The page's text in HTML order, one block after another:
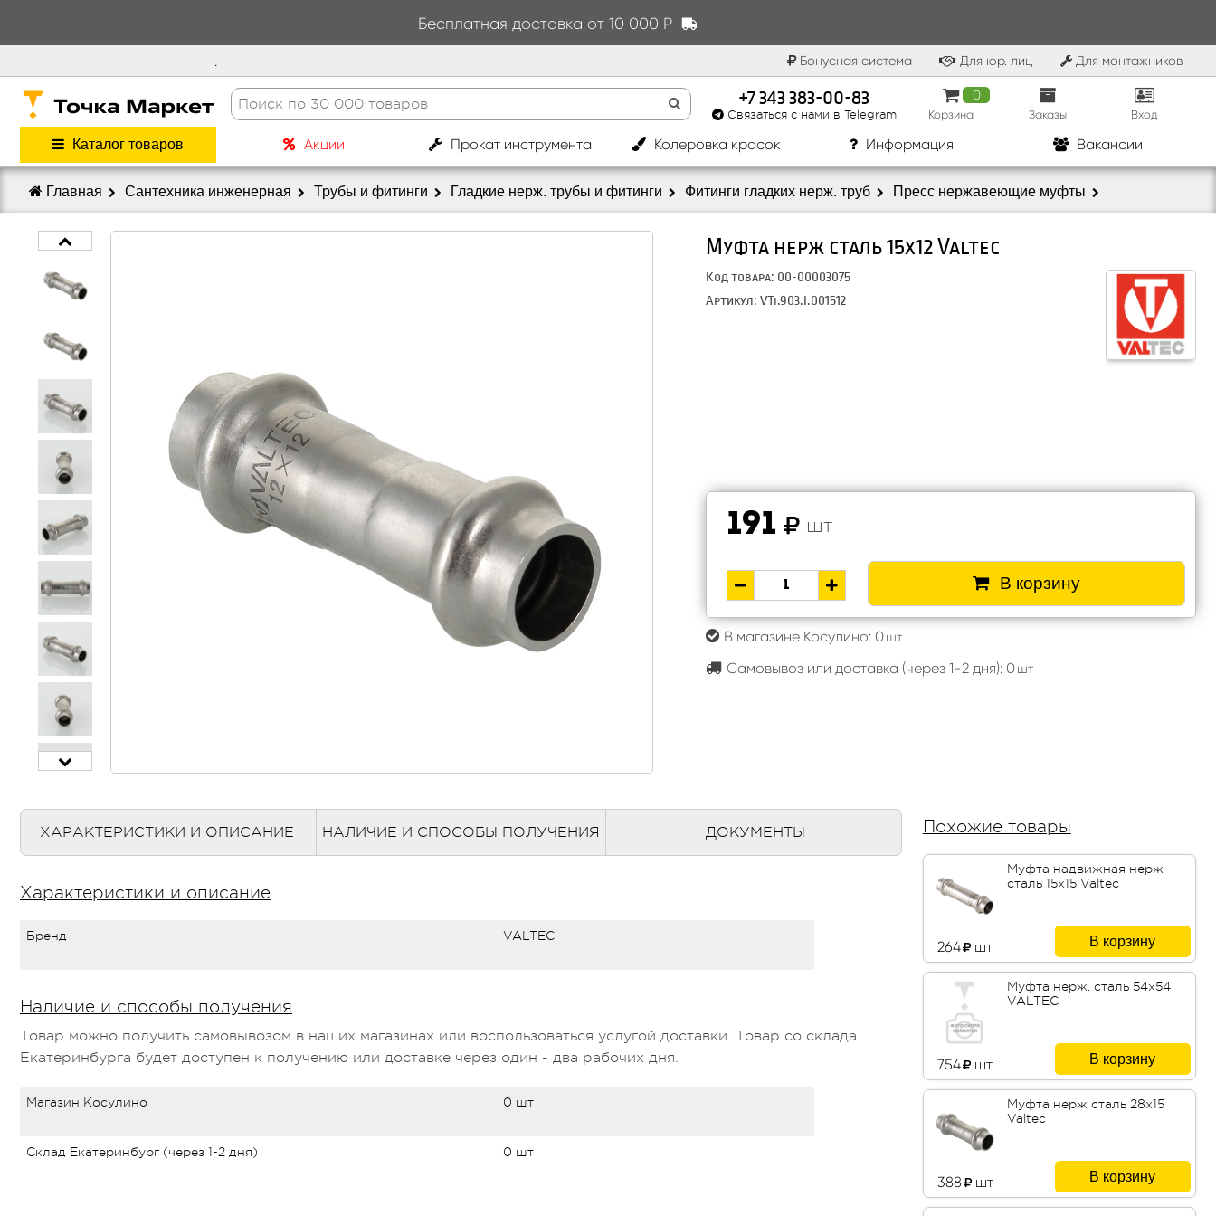
Бесплатная доставка от 10 000 Р
. Для монтажников
Для юр. лиц
Бонусная система
+7 343 383-00-83
Связаться с нами в Telegram Корзина
0
Заказы Вход
Каталог товаров Акции Прокат инструмента Колеровка красок Информация Вакансии
Пресс нержавеющие муфты
Фитинги гладких нерж. труб
Гладкие нерж. трубы и фитинги
Трубы и фитинги
Сантехника инженерная
Главная
Муфта нерж сталь 15х12 Valtec
VALTEC
Код товара: 00-00003075
Артикул: VTi.903.I.001512
191 шт
В корзину
В магазине Косулино: 0шт
Самовывоз или доставка (через 1-2 дня): 0шт
ХАРАКТЕРИСТИКИ И ОПИСАНИЕ НАЛИЧИЕ И СПОСОБЫ ПОЛУЧЕНИЯ ДОКУМЕНТЫ
Характеристики и описание
Бренд VALTEC
Наличие и способы получения
Товар можно получить самовывозом в наших магазинах или воспользоваться услугой доставки. Товар со склада
Екатеринбурга будет доступен к получению или доставке через один - два рабочих дня.
Магазин Косулино 0 шт
Склад Екатеринбург (через 1-2 дня) 0 шт
Похожие товары
Муфта надвижная нерж
сталь 15х15 Valtec
264 шт В корзину
Муфта нерж. сталь 54х54
VALTEC
754 шт В корзину
Муфта нерж сталь 28х15
Valtec
388 шт В корзину